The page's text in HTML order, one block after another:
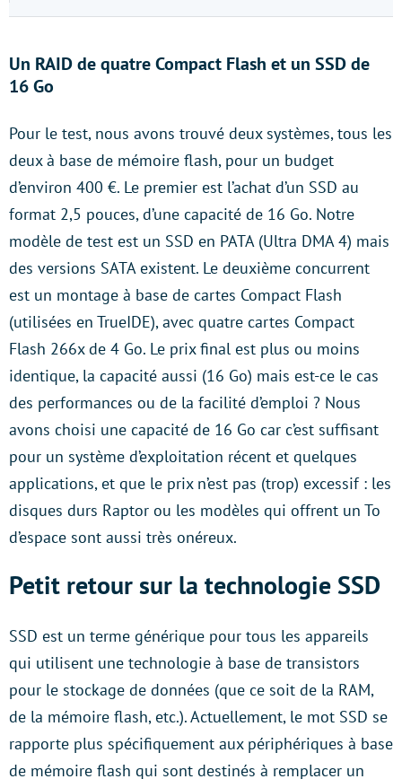
Un RAID de quatre Compact Flash et un SSD de
16 Go
Pour le test, nous avons trouvé deux systèmes, tous les
deux à base de mémoire flash, pour un budget
d’environ 400 €. Le premier est l’achat d’un SSD au
format 2,5 pouces, d’une capacité de 16 Go. Notre
modèle de test est un SSD en PATA (Ultra DMA 4) mais
des versions SATA existent. Le deuxième concurrent
est un montage à base de cartes Compact Flash
(utilisées en TrueIDE), avec quatre cartes Compact
Flash 266x de 4 Go. Le prix final est plus ou moins
identique, la capacité aussi (16 Go) mais est-ce le cas
des performances ou de la facilité d’emploi ? Nous
avons choisi une capacité de 16 Go car c’est suffisant
pour un système d’exploitation récent et quelques
applications, et que le prix n’est pas (trop) excessif : les
disques durs Raptor ou les modèles qui offrent un To
d’espace sont aussi très onéreux.
Petit retour sur la technologie SSD
SSD est un terme générique pour tous les appareils
qui utilisent une technologie à base de transistors
pour le stockage de données (que ce soit de la RAM,
de la mémoire flash, etc.). Actuellement, le mot SSD se
rapporte plus spécifiquement aux périphériques à base
de mémoire flash qui sont destinés à remplacer un